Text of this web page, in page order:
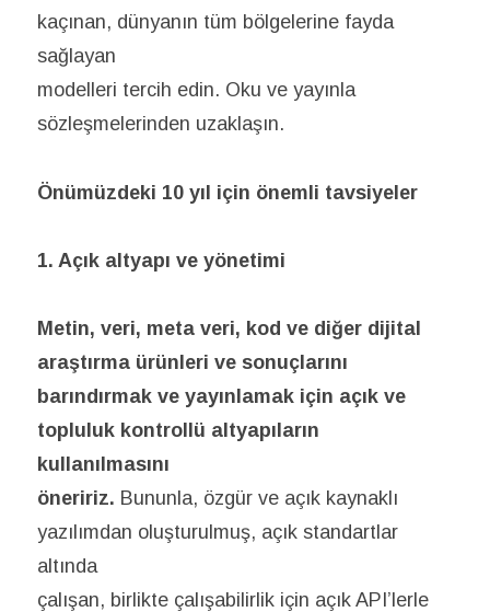
kaçınan, dünyanın tüm bölgelerine fayda
sağlayan
modelleri tercih edin. Oku ve yayınla
sözleşmelerinden uzaklaşın.
Önümüzdeki 10 yıl için önemli tavsiyeler
1. Açık altyapı ve yönetimi
Metin, veri, meta veri, kod ve diğer dijital
araştırma ürünleri ve sonuçlarını
barındırmak ve yayınlamak için açık ve
topluluk kontrollü altyapıların
kullanılmasını
öneririz. Bununla, özgür ve açık kaynaklı
yazılımdan oluşturulmuş, açık standartlar
altında
çalışan, birlikte çalışabilirlik için açık API’lerle